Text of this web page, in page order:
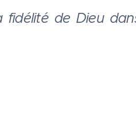
de Dieu